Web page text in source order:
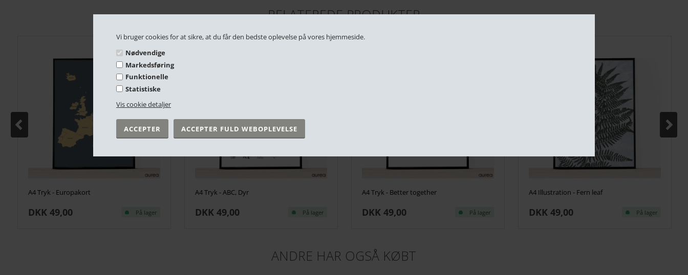
Vi bruger cookies for at sikre, at du får den bedste oplevelse på vores hjemmeside.
Nødvendige
Markedsføring
Funktionelle
Statistiske
Vis cookie detaljer
RELATEREDE PRODUKTER
A4 Tryk - Europakort
DKK 49,00 På lager
A4 Tryk - ABC, Dyr
DKK 49,00 På lager
A4 Tryk - Better together
DKK 49,00 På lager
A4 Illustration - Fern leaf
DKK 49,00 På lager
ANDRE HAR OGSÅ KØBT